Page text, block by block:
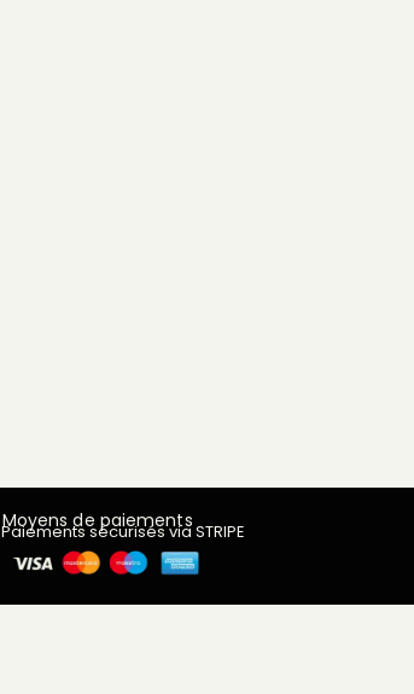
Moyens de paiements
Paiements sécurisés via STRIPE